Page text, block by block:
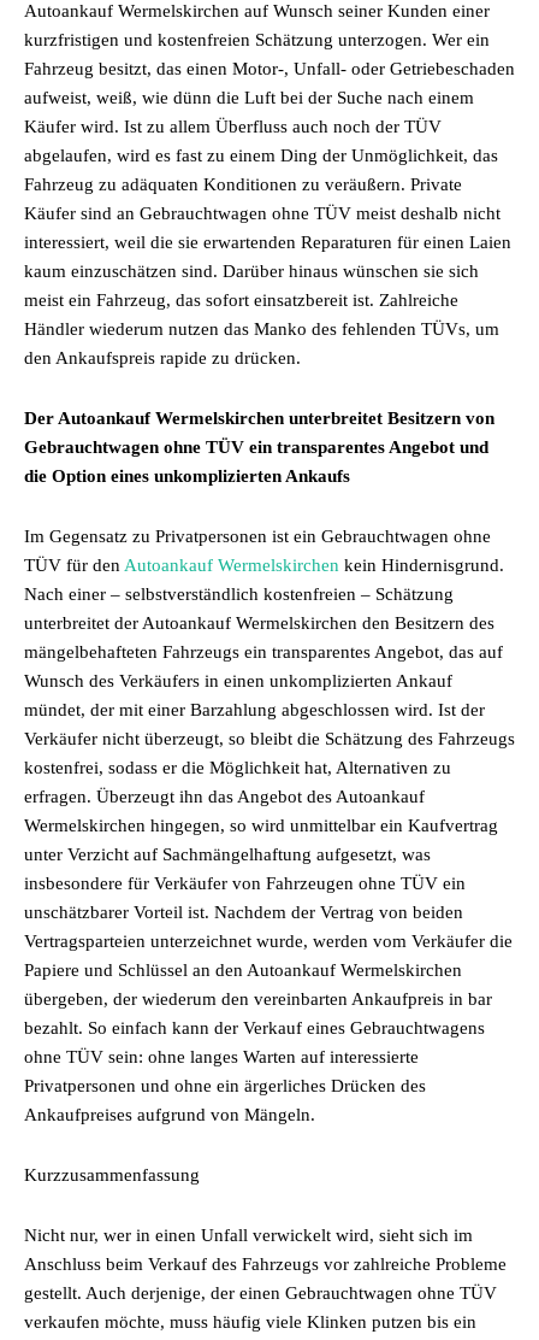
Autoankauf Wermelskirchen auf Wunsch seiner Kunden einer
kurzfristigen und kostenfreien Schätzung unterzogen. Wer ein
Fahrzeug besitzt, das einen Motor-, Unfall- oder Getriebeschaden
aufweist, weiß, wie dünn die Luft bei der Suche nach einem
Käufer wird. Ist zu allem Überfluss auch noch der TÜV
abgelaufen, wird es fast zu einem Ding der Unmöglichkeit, das
Fahrzeug zu adäquaten Konditionen zu veräußern. Private
Käufer sind an Gebrauchtwagen ohne TÜV meist deshalb nicht
interessiert, weil die sie erwartenden Reparaturen für einen Laien
kaum einzuschätzen sind. Darüber hinaus wünschen sie sich
meist ein Fahrzeug, das sofort einsatzbereit ist. Zahlreiche
Händler wiederum nutzen das Manko des fehlenden TÜVs, um
den Ankaufspreis rapide zu drücken.
Der Autoankauf Wermelskirchen unterbreitet Besitzern von
Gebrauchtwagen ohne TÜV ein transparentes Angebot und
die Option eines unkomplizierten Ankaufs
Im Gegensatz zu Privatpersonen ist ein Gebrauchtwagen ohne
TÜV für den Autoankauf Wermelskirchen kein Hindernisgrund.
Nach einer – selbstverständlich kostenfreien – Schätzung
unterbreitet der Autoankauf Wermelskirchen den Besitzern des
mängelbehafteten Fahrzeugs ein transparentes Angebot, das auf
Wunsch des Verkäufers in einen unkomplizierten Ankauf
mündet, der mit einer Barzahlung abgeschlossen wird. Ist der
Verkäufer nicht überzeugt, so bleibt die Schätzung des Fahrzeugs
kostenfrei, sodass er die Möglichkeit hat, Alternativen zu
erfragen. Überzeugt ihn das Angebot des Autoankauf
Wermelskirchen hingegen, so wird unmittelbar ein Kaufvertrag
unter Verzicht auf Sachmängelhaftung aufgesetzt, was
insbesondere für Verkäufer von Fahrzeugen ohne TÜV ein
unschätzbarer Vorteil ist. Nachdem der Vertrag von beiden
Vertragsparteien unterzeichnet wurde, werden vom Verkäufer die
Papiere und Schlüssel an den Autoankauf Wermelskirchen
übergeben, der wiederum den vereinbarten Ankaufpreis in bar
bezahlt. So einfach kann der Verkauf eines Gebrauchtwagens
ohne TÜV sein: ohne langes Warten auf interessierte
Privatpersonen und ohne ein ärgerliches Drücken des
Ankaufpreises aufgrund von Mängeln.
Kurzzusammenfassung
Nicht nur, wer in einen Unfall verwickelt wird, sieht sich im
Anschluss beim Verkauf des Fahrzeugs vor zahlreiche Probleme
gestellt. Auch derjenige, der einen Gebrauchtwagen ohne TÜV
verkaufen möchte, muss häufig viele Klinken putzen bis ein